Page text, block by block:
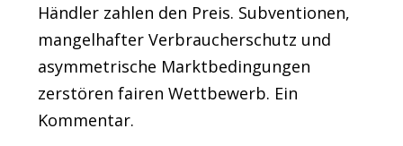
Händler zahlen den Preis. Subventionen,
mangelhafter Verbraucherschutz und
asymmetrische Marktbedingungen
zerstören fairen Wettbewerb. Ein
Kommentar.